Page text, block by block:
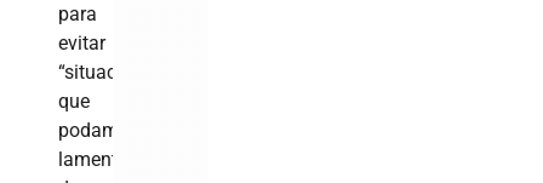
para
evitar
“situaciones
que
podamos
lamentar